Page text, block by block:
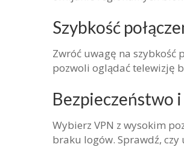
Szybkość
Zwróć uwagę na szybkość
pozwoli oglądać telewizję
Bezpieczeństwo
Wybierz VPN z wysokim
braku logów. Sprawdź, czy